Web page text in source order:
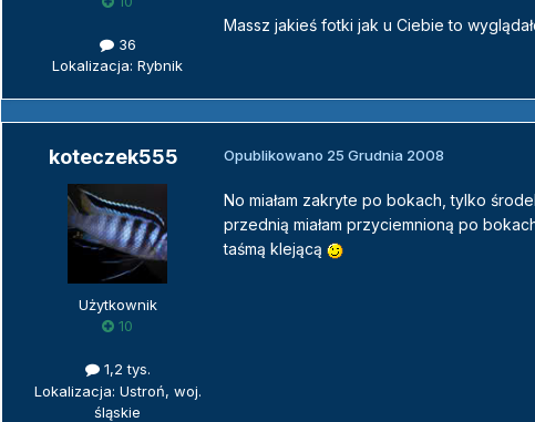
36
Lokalizacja: Rybnik
Massz jakieś fotki jak u Ciebie to
koteczek555
Użytkownik
10
1,2 tys.
Lokalizacja: Ustroń, woj.
śląskie
Opublikowano 25 Grudnia 2008
No miałam zakryte po bokach, tylko
przednią miałam przyciemnioną po
taśmą klejącą